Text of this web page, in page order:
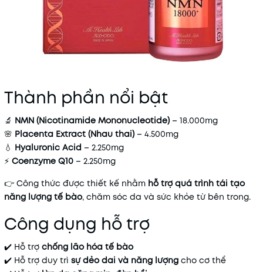
Thành phần nổi bật
🔬 NMN (Nicotinamide Mononucleotide) – 18.000mg
🌸 Placenta Extract (Nhau thai) – 4.500mg
💧 Hyaluronic Acid – 2.250mg
⚡ Coenzyme Q10 – 2.250mg
👉 Công thức được thiết kế nhằm hỗ trợ quá trình tái tạo
năng lượng tế bào, chăm sóc da và sức khỏe từ bên trong.
Công dụng hỗ trợ
✔️ Hỗ trợ chống lão hóa tế bào
✔️ Hỗ trợ duy trì sự dẻo dai và năng lượng cho cơ thể